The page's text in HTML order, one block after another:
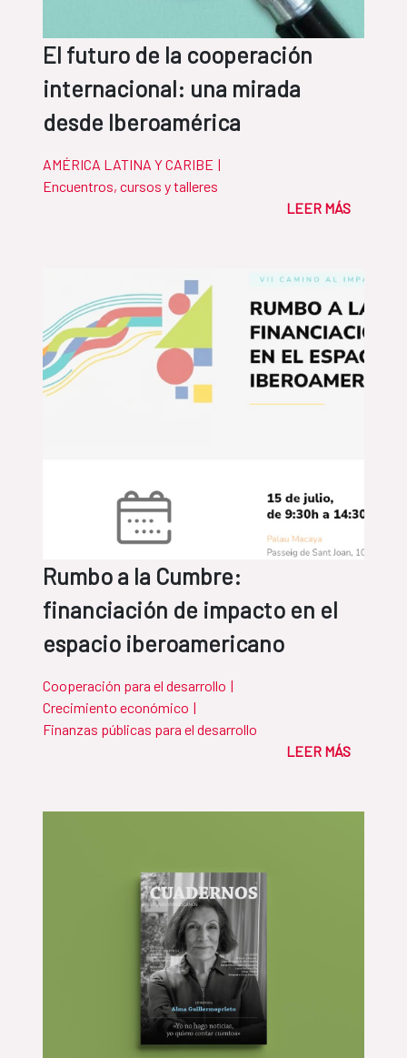
El futuro de la cooperación
internacional: una mirada
desde Iberoamérica
AMÉRICA LATINA Y CARIBE |
Encuentros, cursos y talleres
LEER MÁS
Rumbo a la Cumbre:
financiación de impacto en el
espacio iberoamericano
Cooperación para el desarrollo |
Crecimiento económico |
Finanzas públicas para el desarrollo
LEER MÁS